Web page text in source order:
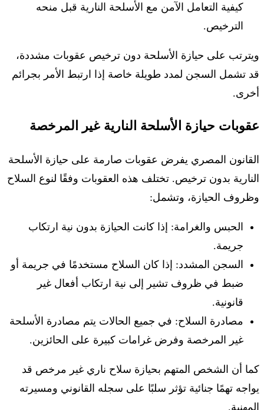
كيفية التعامل الآمن مع الأسلحة النارية قبل منحه
الترخيص.
ويترتب على حيازة الأسلحة دون ترخيص عقوبات مشددة،
قد تشمل السجن لمدد طويلة خاصة إذا ارتبط الأمر بجرائم
أخرى.
عقوبات حيازة الأسلحة النارية غير المرخصة
القانون المصري يفرض عقوبات صارمة على حيازة الأسلحة
النارية بدون ترخيص. تختلف هذه العقوبات وفقًا لنوع السلاح
وظروف الحيازة، وتشمل:
الحبس والغرامة: إذا كانت الحيازة بدون نية ارتكاب
جريمة.
السجن المشدد: إذا كان السلاح مستخدمًا في جريمة أو
ضبط في ظروف تشير إلى نية ارتكاب أفعال غير
قانونية.
مصادرة السلاح: في جميع الحالات يتم مصادرة الأسلحة
غير المرخصة وفرض غرامات كبيرة على الحائزين.
كما أن الشخص المتهم بحيازة سلاح ناري غير مرخص قد
يواجه تهمًا جنائية تؤثر سلبًا على سجله القانوني ومسيرته
المهنية.